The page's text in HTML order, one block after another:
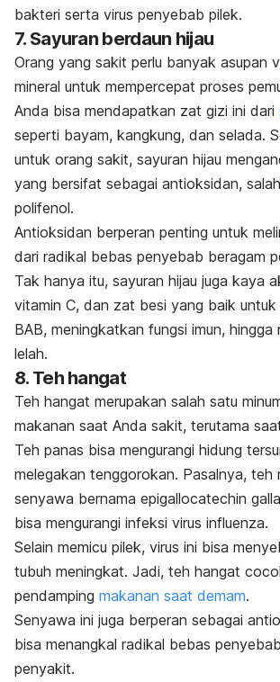
bakteri serta virus penyebab pilek.
7. Sayuran berdaun hijau
Orang yang sakit perlu banyak asupan
mineral untuk mempercepat proses
Anda bisa mendapatkan zat gizi ini dari
seperti bayam, kangkung, dan selada.
untuk orang sakit, sayuran hijau
yang bersifat sebagai antioksidan,
polifenol.
Antioksidan berperan penting untuk
dari radikal bebas penyebab beragam
Tak hanya itu, sayuran hijau juga kaya
vitamin C, dan zat besi yang baik untuk
BAB, meningkatkan fungsi imun, hingga
lelah.
8. Teh hangat
Teh hangat merupakan salah satu
makanan saat Anda sakit, terutama
Teh panas bisa mengurangi hidung
melegakan tenggorokan. Pasalnya, teh
senyawa bernama epigallocatechin
bisa mengurangi infeksi virus influenza.
Selain memicu pilek, virus ini bisa
tubuh meningkat. Jadi, teh hangat
pendamping makanan saat demam.
Senyawa ini juga berperan sebagai
bisa menangkal radikal bebas
penyakit.